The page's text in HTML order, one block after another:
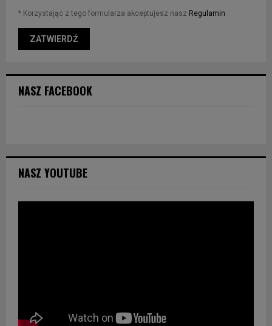
* Korzystając z tego formularza akceptujesz nasz Regulamin
NASZ FACEBOOK
NASZ YOUTUBE